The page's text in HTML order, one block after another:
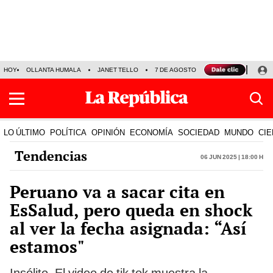
HOY OLLANTA HUMALA JANET TELLO 7 DE AGOSTO TINKA RESULTADOS
LO ÚLTIMO POLÍTICA OPINIÓN ECONOMÍA SOCIEDAD MUNDO
Tendencias 06 Jun 2025 | 18:00 h
Peruano va a sacar cita en
EsSalud, pero queda en shock
al ver la fecha asignada: “Así
estamos"